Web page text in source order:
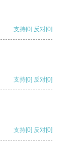
支持[0] 反对[0]
支持[0] 反对[0]
支持[0] 反对[0]